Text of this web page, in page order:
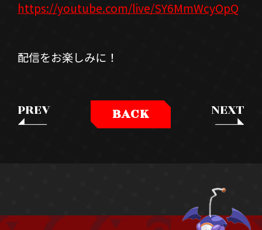
https://youtube.com/live/SY6MmWcyOpQ
配信をお楽しみに！
PREV BACK NEXT